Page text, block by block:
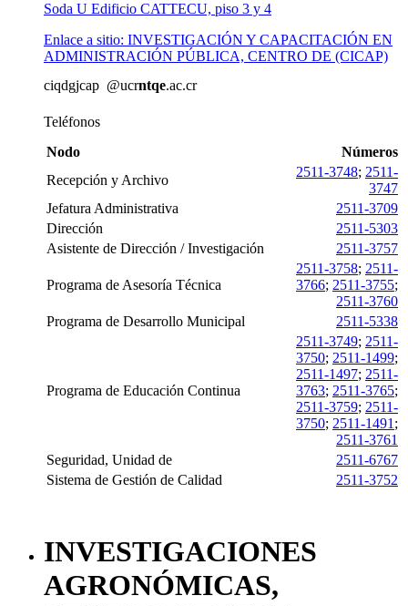
Soda U Edificio CATTECU, piso 3 y 4
Enlace a sitio: INVESTIGACIÓN Y CAPACITACIÓN EN
ADMINISTRACIÓN PÚBLICA, CENTRO DE (CICAP)
ciqdgjcap @ucrntqe.ac.cr
Teléfonos
Nodo
Números
Recepción y Archivo
2511-3748; 2511-
3747
Jefatura Administrativa
2511-3709
Dirección
2511-5303
Asistente de Dirección / Investigación
2511-3757
Programa de Asesoría Técnica
2511-3758; 2511-
3766; 2511-3755;
2511-3760
Programa de Desarrollo Municipal
2511-5338
Programa de Educación Continua
2511-3749; 2511-
3750; 2511-1499;
2511-1497; 2511-
3763; 2511-3765;
2511-3759; 2511-
3750; 2511-1491 ;
2511-3761
Seguridad, Unidad de
2511-6767
Sistema de Gestión de Calidad
2511-3752
INVESTIGACIONES
AGRONÓMICAS,